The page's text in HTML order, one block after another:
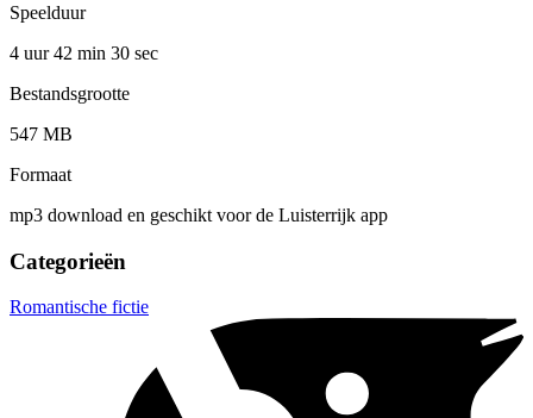
Speelduur
4 uur 42 min 30 sec
Bestandsgrootte
547 MB
Formaat
mp3 download en geschikt voor de Luisterrijk app
Categorieën
Romantische fictie